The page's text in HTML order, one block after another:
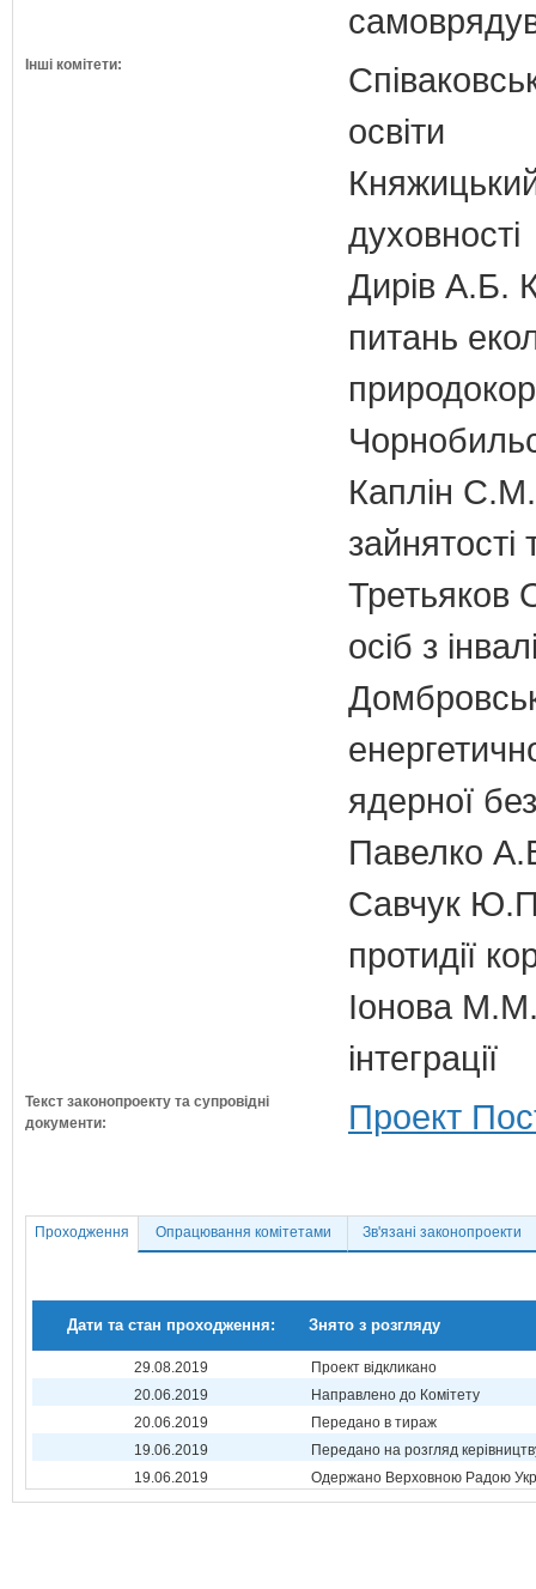
Інші комітети:
освіти
духовності
Дирів А.Б.
питань
Каплін С.М.
зайнятості
Третьяков
осіб з
ядерної
Павелко
Савчук Ю.П.
протидії
Іонова М.М.
інтеграції
Текст законопроекту та супровідні
документи:
Проект
Проходження Опрацювання комітетами Зв'язані законопроекти
Дати та стан проходження: Знято з розгляду
29.08.2019
Проект відкликано
20.06.2019
Направлено до Комітету
20.06.2019
Передано в тираж
19.06.2019
Передано на розгляд
19.06.2019
Одержано Верховною Радою